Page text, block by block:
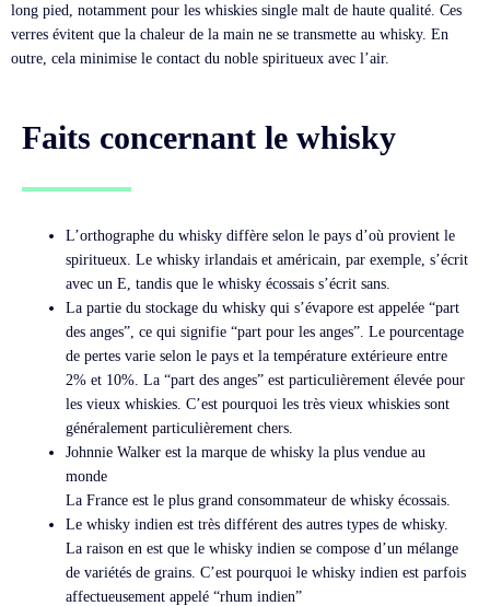
long pied, notamment pour les whiskies single malt de haute qualité. Ces
verres évitent que la chaleur de la main ne se transmette au whisky. En
outre, cela minimise le contact du noble spiritueux avec l’air.
Faits concernant le whisky
L’orthographe du whisky diffère selon le pays d’où provient le
spiritueux. Le whisky irlandais et américain, par exemple, s’écrit
avec un E, tandis que le whisky écossais s’écrit sans.
La partie du stockage du whisky qui s’évapore est appelée “part
des anges”, ce qui signifie “part pour les anges”. Le pourcentage
de pertes varie selon le pays et la température extérieure entre
2% et 10%. La “part des anges” est particulièrement élevée pour
les vieux whiskies. C’est pourquoi les très vieux whiskies sont
généralement particulièrement chers.
Johnnie Walker est la marque de whisky la plus vendue au
monde
La France est le plus grand consommateur de whisky écossais.
Le whisky indien est très différent des autres types de whisky.
La raison en est que le whisky indien se compose d’un mélange
de variétés de grains. C’est pourquoi le whisky indien est parfois
affectueusement appelé “rhum indien”